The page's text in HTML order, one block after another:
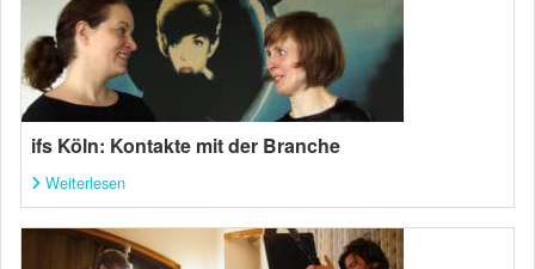
ifs Köln: Kontakte mit der Branche
Weiterlesen